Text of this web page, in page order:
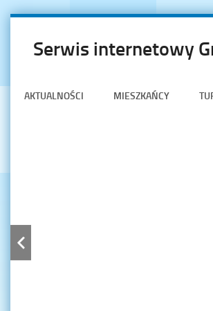
Serwis internetowy
AKTUALNOŚCI MIESZKAŃCY